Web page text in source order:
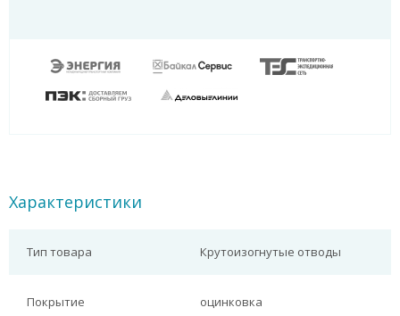
Характеристики
Тип товара Крутоизогнутые отводы
Покрытие оцинковка